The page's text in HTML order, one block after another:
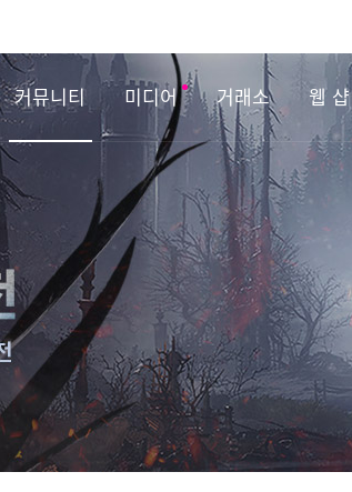
커뮤니티 미디어 거래소 웹 샵